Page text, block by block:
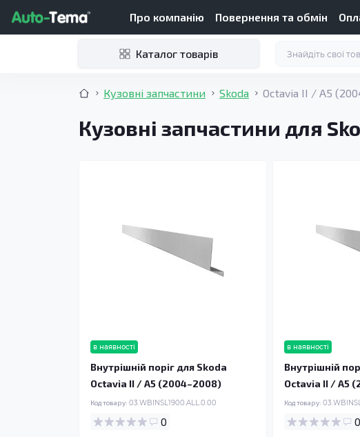
Про компанію Повернення та обмін
Каталог товарів
Кузовні запчастини Skoda Octavia II / A5
Кузовні запчастини для
в наявності
Внутрішній поріг для Skoda
Octavia II / A5 (2004–2008)
Код товару: 03.WBINSL1900.ALL.0.00
0
в наявності
Внутрішній
Octavia II / A5
Код товару:
0